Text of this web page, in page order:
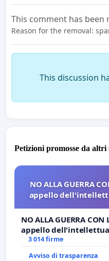
This comment has
Reason for the removal:
This discussion
Petizioni promosse da altri
NO ALLA GUERRA
appello
NO ALLA GUERRA CON
appello
3 014 firme
Avviso di trasparenza